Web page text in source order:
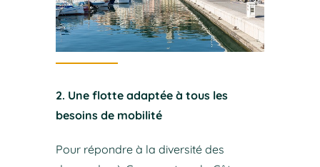
2. Une flotte adaptée à tous les
besoins de mobilité
Pour répondre à la diversité des